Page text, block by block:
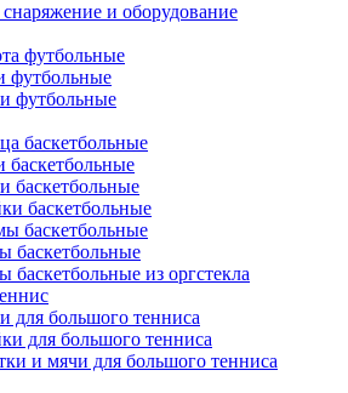
и оборудование
футбольные
футбольные
футбольные
баскетбольные
баскетбольные
баскетбольные
баскетбольные
баскетбольные
баскетбольные
из оргстекла
для большого тенниса
для большого тенниса
и мячи для большого тенниса